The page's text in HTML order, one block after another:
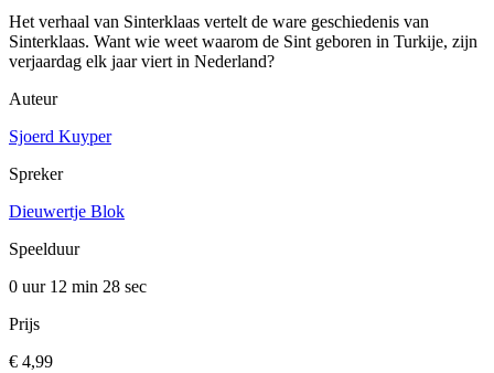
Het verhaal van Sinterklaas vertelt de ware geschiedenis van
Sinterklaas. Want wie weet waarom de Sint geboren in Turkije, zijn
verjaardag elk jaar viert in Nederland?
Auteur
Sjoerd Kuyper
Spreker
Dieuwertje Blok
Speelduur
0 uur 12 min 28 sec
Prijs
€ 4,99